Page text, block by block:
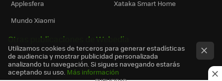
Applesfera
Xataka Smart Home
Mundo Xiaomi
Otras publicaciones de Webedia
Utilizamos cookies de terceros para generar estadísticas
de audiencia y mostrar publicidad personalizada
analizando tu navegación. Si sigues navegando estarás
aceptando su uso. Más información